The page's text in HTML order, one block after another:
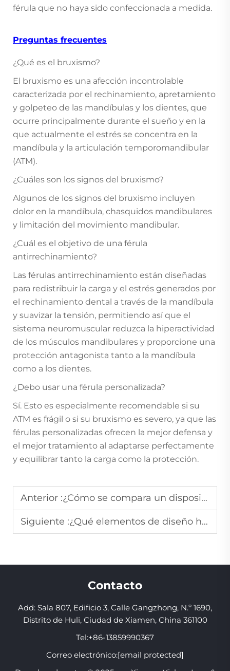
férula que no haya sido confeccionada a medida.
Preguntas frecuentes
¿Qué es el bruxismo?
El bruxismo es una afección incontrolable
caracterizada por el rechinamiento, apretamiento
y golpeteo de las mandíbulas y los dientes, que
ocurre principalmente durante el sueño y en la
que actualmente el estrés se concentra en la
mandíbula y la articulación temporomandibular
(ATM).
¿Cuáles son los signos del bruxismo?
Algunos de los signos del bruxismo incluyen
dolor en la mandíbula, chasquidos mandibulares
y limitación del movimiento mandibular.
¿Cuál es el objetivo de una férula
antirrechinamiento?
Las férulas antirrechinamiento están diseñadas
para redistribuir la carga y el estrés generados por
el rechinamiento dental a través de la mandíbula
y suavizar la tensión, permitiendo así que el
sistema neuromuscular reduzca la hiperactividad
de los músculos mandibulares y proporcione una
protección antagonista tanto a la mandíbula
como a los dientes.
¿Debo usar una férula personalizada?
Sí. Esto es especialmente recomendable si su
ATM es frágil o si su bruxismo es severo, ya que las
férulas personalizadas ofrecen la mejor defensa y
el mejor tratamiento al adaptarse perfectamente
y equilibrar tanto la carga como la protección.
Anterior :¿Cómo se compara un dispositivo antirronquidos como una férula bucal con los dilatadores nasales?
Siguiente :¿Qué elementos de diseño hacen que un protector bucal para boxeo sea resistente a golpes de alto impacto?
Contacto
Add: Sala 807, Edificio 3, Calle Gangzhong, N.º 1690,
Distrito de Huli, Ciudad de Xiamen, China 361100
Tel:+86-13859990367
Correo electrónico:[email protected]